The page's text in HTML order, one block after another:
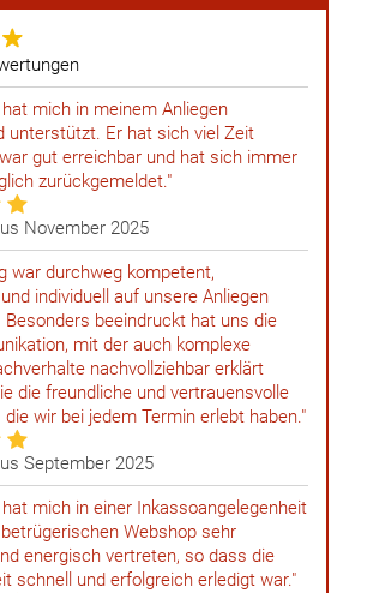
mich in meinem Anliegen
unterstützt. Er hat sich viel Zeit
gut erreichbar und hat sich immer
zurückgemeldet."
November 2025
war durchweg kompetent,
individuell auf unsere Anliegen
beeindruckt hat uns die
mit der auch komplexe
nachvollziehbar erklärt
die freundliche und vertrauensvolle
wir bei jedem Termin erlebt haben."
September 2025
mich in einer Inkassoangelegenheit
Webshop sehr
energisch vertreten, so dass die
schnell und erfolgreich erledigt war."